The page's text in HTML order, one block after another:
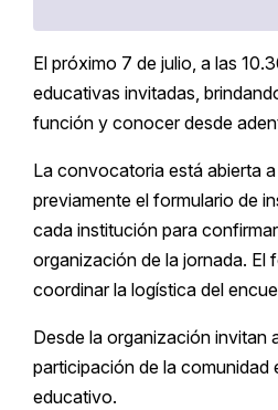
El próximo 7 de julio, a las
educativas invitadas,
función y conocer desde
La convocatoria está abierta
previamente el formulario de
cada institución para
organización de la jornada. El
coordinar la logística del
Desde la organización invitan
participación de la
educativo.